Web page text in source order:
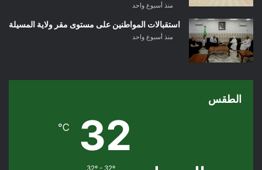
منذ أسبوع واحد
استقبالات المواطنين على مستوى مقر ولاية المسيلة
منذ أسبوع واحد
الطقس
32
℃
32º - 32º